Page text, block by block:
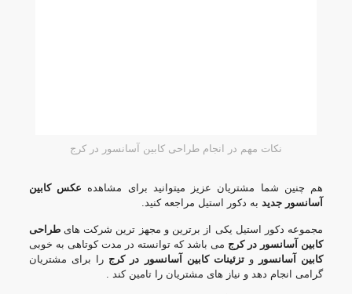
نکات مهم در انجام طراحی کابین آسانسور در کرج
هم چنین شما مشتریان عزیز میتوانید برای مشاهده عکس کابین
آسانسور جدیدبه دکور استیل مراجعه کنید.
مجموعه دکور استیل یکی از برترین و مجهز ترین شرکت هایطراحی
کابین آسانسور در کرج می باشد که توانسته در مدت کوتاهی به خوبی
کابین آسانسور
وتزئینات کابین آسانسور در کرج را برای مشتریان
گرامی انجام دهد و نیاز های مشتریان را تامین کند .